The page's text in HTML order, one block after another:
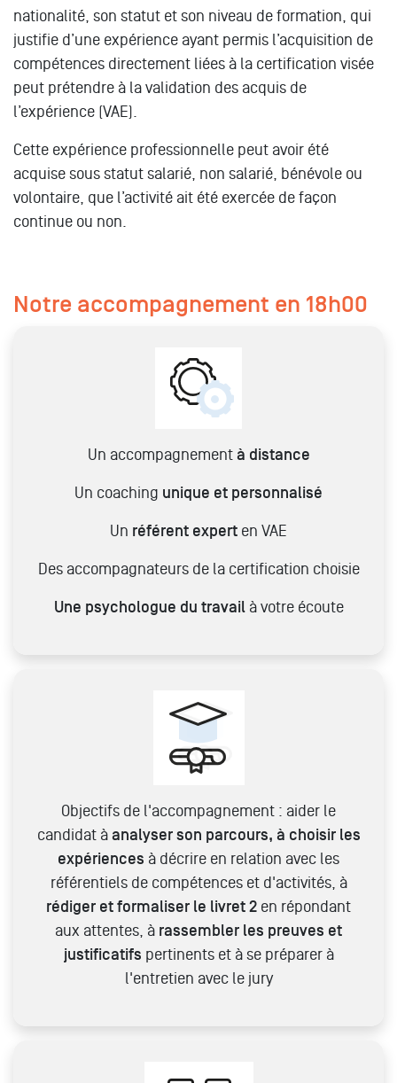
nationalité, son statut et son niveau de formation, qui
justifie d’une expérience ayant permis l’acquisition de
compétences directement liées à la certification visée
peut prétendre à la validation des acquis de
l’expérience (VAE).
Cette expérience professionnelle peut avoir été
acquise sous statut salarié, non salarié, bénévole ou
volontaire, que l’activité ait été exercée de façon
continue ou non.
Notre accompagnement en 18h00
Un accompagnementà distance
Un coaching unique et personnalisé
Un référent expert en VAE
Des accompagnateurs de la certification choisie
Une psychologue du travailà votre écoute
Objectifs de l'accompagnement : aider le
candidat à analyser son parcours, à choisir les
expériences à décrire en relation avec les
référentiels de compétences et d'activités, à
rédiger et formaliser le livret 2 en répondant
aux attentes, à rassembler les preuves et
justificatifs pertinents et à se préparer à
l'entretien avec le jury